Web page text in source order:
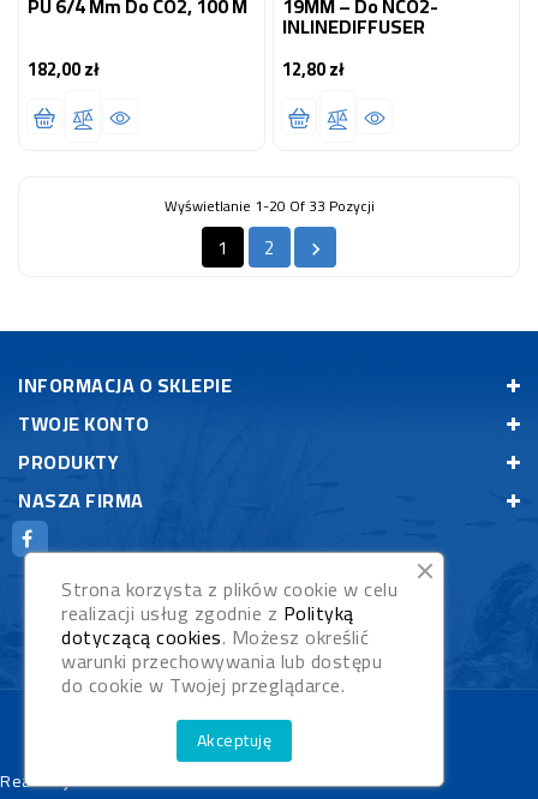
182,00 złCena
INLINEDIFFUSER
12,80 złCena
Wyświetlanie 1-20 Of 33 Pozycji
1 2 
INFORMACJA O SKLEPIE
TWOJE KONTO
PRODUKTY
NASZA FIRMA
© 2026 - Rybypyszczaki.pl
Realizacja:WebStudioNet
Strona korzysta z plików cookie w celu
realizacji usług zgodnie z Polityką
dotyczącą cookies. Możesz określić
warunki przechowywania lub dostępu
do cookie w Twojej przeglądarce.
Akceptuję